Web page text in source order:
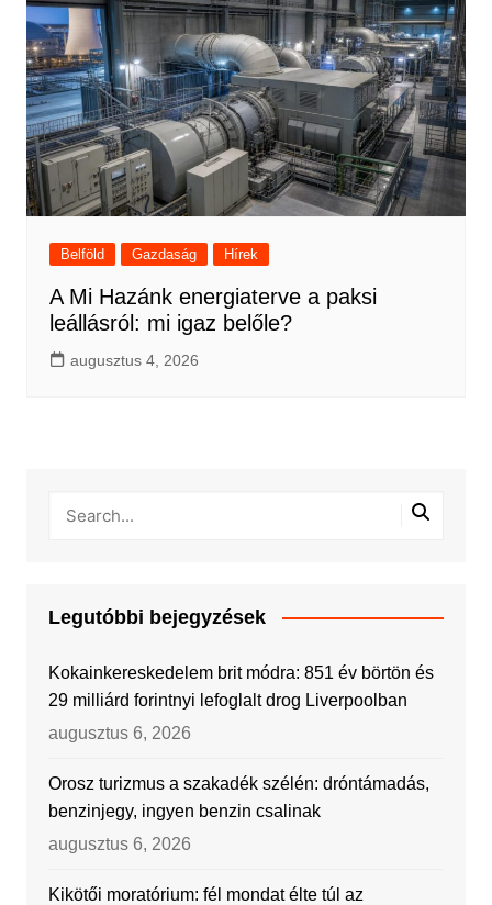
Belföld Gazdaság Hírek
A Mi Hazánk energiaterve a paksi
leállásról: mi igaz belőle?
augusztus 4, 2026
Legutóbbi bejegyzések
Kokainkereskedelem brit módra: 851 év börtön és
29 milliárd forintnyi lefoglalt drog Liverpoolban
augusztus 6, 2026
Orosz turizmus a szakadék szélén: dróntámadás,
benzinjegy, ingyen benzin csalinak
augusztus 6, 2026
Kikötői moratórium: fél mondat élte túl az